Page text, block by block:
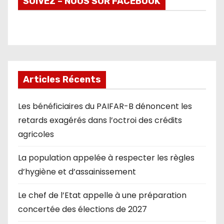
Articles Récents
Les bénéficiaires du PAIFAR-B dénoncent les
retards exagérés dans l’octroi des crédits
agricoles
La population appelée à respecter les règles
d’hygiène et d’assainissement
Le chef de l’Etat appelle à une préparation
concertée des élections de 2027